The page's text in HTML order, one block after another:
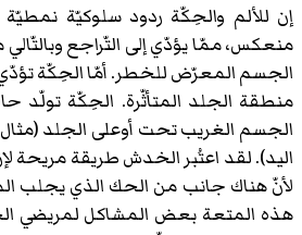
إن للألم والحِكّة ردود سلوكيّة
منعكس، ممّا يؤدّي إلى التّراجع
الجسم المعرّض للخطر. أمّا الحِكّة تؤدّي
منطقة الجلد المتأثّرة. الحِكّة تولّد
الجسم الغريب تحت أوعلى الجلد
اليد). لقد اعتُبر الخدش طريقة مريحة
لأنّ هناك جانب من الحك الذي يجلب
هذه المتعة بعض المشاكل لمريضي